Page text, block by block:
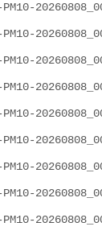
PM10-
PM10-
PM10-
PM10-
PM10-
PM10-
PM10-
PM10-
PM10-